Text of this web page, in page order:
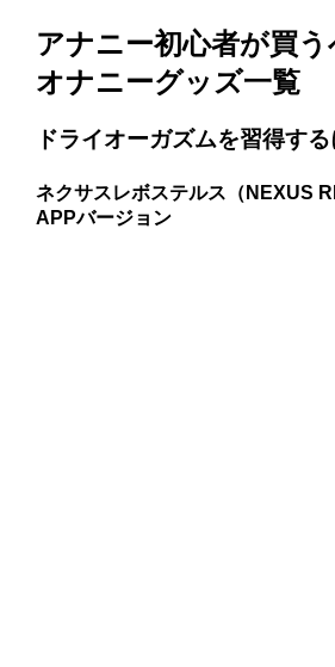
アナニー初心者が買
オナニーグッズ一覧
ドライオーガズムを習得す
ネクサスレボステルス（NEXUS
APPバージョン